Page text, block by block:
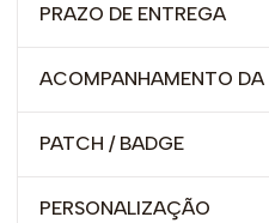
PRAZO DE ENTREGA
ACOMPANHAMENTO DA
PATCH / BADGE
PERSONALIZAÇÃO